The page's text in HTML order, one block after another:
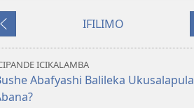
sha
LOLENI!
Icifumineko
IFILIMO
ICIKALAMBA
Abafyashi Balileka Ukusalapula